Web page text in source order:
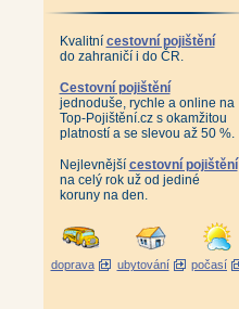
Kvalitní cestovní pojištění
do zahraničí i do ČR.
Cestovní pojištění
jednoduše, rychle a online na
Top-Pojištění.cz s okamžitou
platností a se slevou až 50 %.
Nejlevnější cestovní pojištění
na celý rok už od jediné
koruny na den.
doprava ubytování počasí